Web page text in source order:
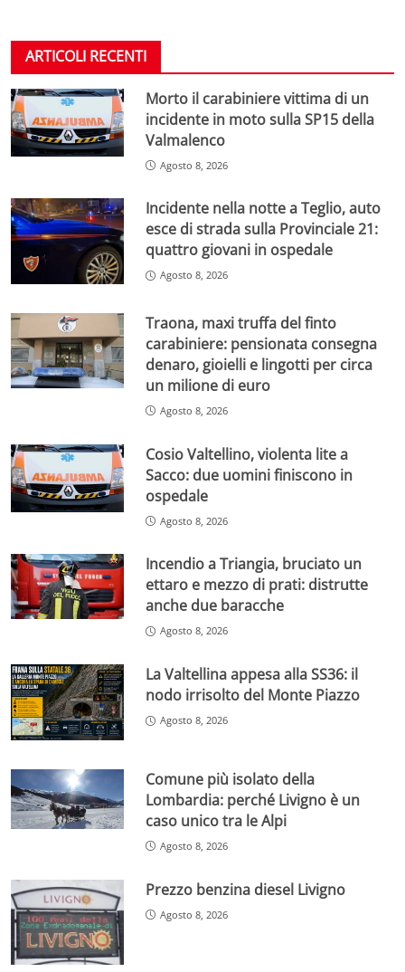
ARTICOLI RECENTI
Morto il carabiniere vittima di un
incidente in moto sulla SP15 della
Valmalenco
Agosto 8, 2026
Incidente nella notte a Teglio, auto
esce di strada sulla Provinciale 21:
quattro giovani in ospedale
Agosto 8, 2026
Traona, maxi truffa del finto
carabiniere: pensionata consegna
denaro, gioielli e lingotti per circa
un milione di euro
Agosto 8, 2026
Cosio Valtellino, violenta lite a
Sacco: due uomini finiscono in
ospedale
Agosto 8, 2026
Incendio a Triangia, bruciato un
ettaro e mezzo di prati: distrutte
anche due baracche
Agosto 8, 2026
La Valtellina appesa alla SS36: il
nodo irrisolto del Monte Piazzo
Agosto 8, 2026
Comune più isolato della
Lombardia: perché Livigno è un
caso unico tra le Alpi
Agosto 8, 2026
Prezzo benzina diesel Livigno
Agosto 8, 2026